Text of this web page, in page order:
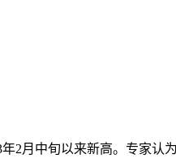
2月中旬以来新高。专家